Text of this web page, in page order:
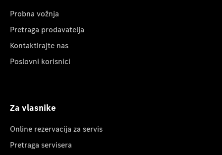
Probna vožnja
Pretraga prodavatelja
Kontaktirajte nas
Poslovni korisnici
Za vlasnike
Online rezervacija za servis
Pretraga servisera